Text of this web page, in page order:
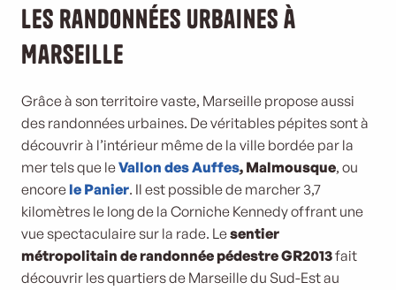
Les randonnées urbaines à
Marseille
Grâce à son territoire vaste, Marseille propose aussi
des randonnées urbaines. De véritables pépites sont à
découvrir à l’intérieur même de la ville bordée par la
mer tels que leVallon des Auffes, Malmousque, ou
encore le Panier. Il est possible de marcher 3,7
kilomètres le long de la Corniche Kennedy offrant une
vue spectaculaire sur la rade. Lesentier
métropolitain de randonnée pédestre GR2013fait
découvrir les quartiers de Marseille du Sud-Est au